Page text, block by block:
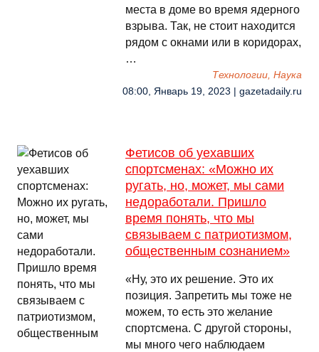
места в доме во время ядерного
взрыва. Так, не стоит находится
рядом с окнами или в коридорах,
…
Технологии, Наука
08:00, Январь 19, 2023 | gazetadaily.ru
Фетисов об уехавших
спортсменах: «Можно их
ругать, но, может, мы сами
недоработали. Пришло
время понять, что мы
связываем с патриотизмом,
общественным сознанием»
«Ну, это их решение. Это их
позиция. Запретить мы тоже не
можем, то есть это желание
спортсмена. С другой стороны,
мы много чего наблюдаем